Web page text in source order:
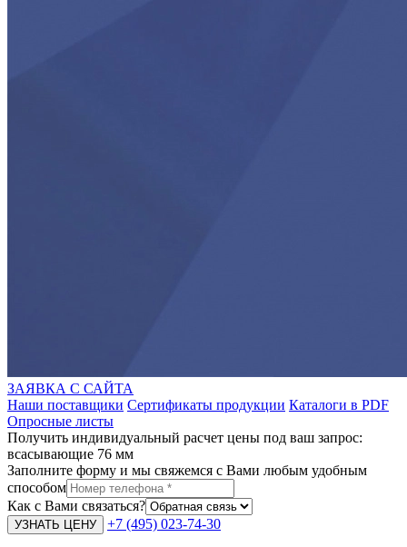
ЗАЯВКА С САЙТА
Наши поставщики Сертификаты продукции Каталоги в PDF
Опросные листы
Получить индивидуальный расчет цены под ваш запрос:
всасывающие 76 мм
Заполните форму и мы свяжемся с Вами любым удобным
способом
Как с Вами связаться?
+7 (495) 023-74-30